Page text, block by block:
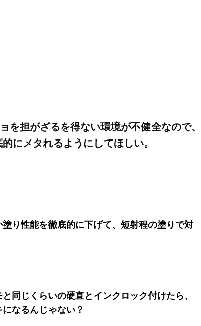
を担がざるを得ない環境が不健全なので、
にメタれるようにしてほしい。
り性能を徹底的に下げて、短射程の塗りで対
同じくらいの硬直とインクロック付けたら、
なるんじゃない？